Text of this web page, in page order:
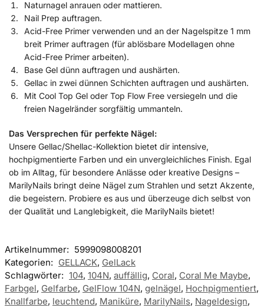
Naturnagel anrauen oder mattieren.
Nail Prep auftragen.
Acid-Free Primer verwenden und an der Nagelspitze 1 mm
breit Primer auftragen (für ablösbare Modellagen ohne
Acid-Free Primer arbeiten).
Base Gel dünn auftragen und aushärten.
Gellac in zwei dünnen Schichten auftragen und aushärten.
Mit Cool Top Gel oder Top Flow Free versiegeln und die
freien Nagelränder sorgfältig ummanteln.
Das Versprechen für perfekte Nägel:
Unsere Gellac/Shellac-Kollektion bietet dir intensive,
hochpigmentierte Farben und ein unvergleichliches Finish. Egal
ob im Alltag, für besondere Anlässe oder kreative Designs –
MarilyNails bringt deine Nägel zum Strahlen und setzt Akzente,
die begeistern. Probiere es aus und überzeuge dich selbst von
der Qualität und Langlebigkeit, die MarilyNails bietet!
Artikelnummer: 5999098008201
Kategorien: GELLACK, GelLack
Schlagwörter: 104, 104N, auffällig, Coral, Coral Me Maybe,
Farbgel, Gelfarbe, GelFlow 104N, gelnägel, Hochpigmentiert,
Knallfarbe, leuchtend, Maniküre, MarilyNails, Nageldesign,